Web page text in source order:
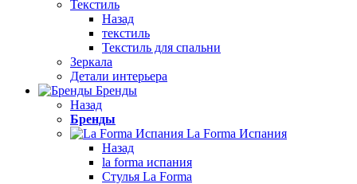
Текстиль
Назад
текстиль
Текстиль для спальни
Зеркала
Детали интерьера
Бренды
Назад
Бренды
La Forma Испания
Назад
la forma испания
Стулья La Forma